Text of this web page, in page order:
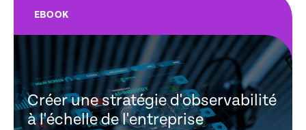
EBOOK
Créer une stratégie d'observabilité
à l'échelle de l'entreprise